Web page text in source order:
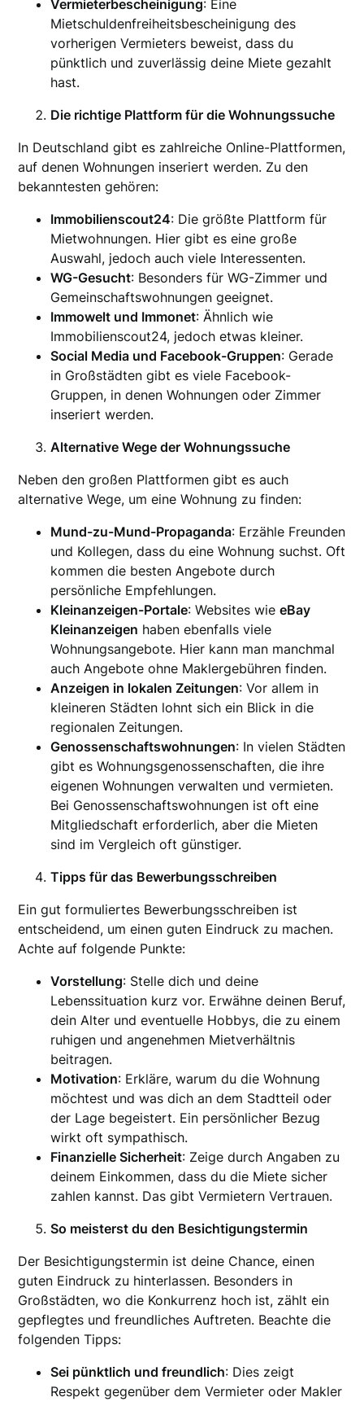
Vermieterbescheinigung: Eine
Mietschuldenfreiheitsbescheinigung des
vorherigen Vermieters beweist, dass du
pünktlich und zuverlässig deine Miete gezahlt
hast.
Die richtige Plattform für die Wohnungssuche
In Deutschland gibt es zahlreiche Online-Plattformen,
auf denen Wohnungen inseriert werden. Zu den
bekanntesten gehören:
Immobilienscout24: Die größte Plattform für
Mietwohnungen. Hier gibt es eine große
Auswahl, jedoch auch viele Interessenten.
WG-Gesucht: Besonders für WG-Zimmer und
Gemeinschaftswohnungen geeignet.
Immowelt und Immonet: Ähnlich wie
Immobilienscout24, jedoch etwas kleiner.
Social Media und Facebook-Gruppen: Gerade
in Großstädten gibt es viele Facebook-
Gruppen, in denen Wohnungen oder Zimmer
inseriert werden.
Alternative Wege der Wohnungssuche
Neben den großen Plattformen gibt es auch
alternative Wege, um eine Wohnung zu finden:
Mund-zu-Mund-Propaganda: Erzähle Freunden
und Kollegen, dass du eine Wohnung suchst. Oft
kommen die besten Angebote durch
persönliche Empfehlungen.
Kleinanzeigen-Portale: Websites wieeBay
Kleinanzeigen haben ebenfalls viele
Wohnungsangebote. Hier kann man manchmal
auch Angebote ohne Maklergebühren finden.
Anzeigen in lokalen Zeitungen: Vor allem in
kleineren Städten lohnt sich ein Blick in die
regionalen Zeitungen.
Genossenschaftswohnungen: In vielen Städten
gibt es Wohnungsgenossenschaften, die ihre
eigenen Wohnungen verwalten und vermieten.
Bei Genossenschaftswohnungen ist oft eine
Mitgliedschaft erforderlich, aber die Mieten
sind im Vergleich oft günstiger.
Tipps für das Bewerbungsschreiben
Ein gut formuliertes Bewerbungsschreiben ist
entscheidend, um einen guten Eindruck zu machen.
Achte auf folgende Punkte:
Vorstellung: Stelle dich und deine
Lebenssituation kurz vor. Erwähne deinen Beruf,
dein Alter und eventuelle Hobbys, die zu einem
ruhigen und angenehmen Mietverhältnis
beitragen.
Motivation: Erkläre, warum du die Wohnung
möchtest und was dich an dem Stadtteil oder
der Lage begeistert. Ein persönlicher Bezug
wirkt oft sympathisch.
Finanzielle Sicherheit: Zeige durch Angaben zu
deinem Einkommen, dass du die Miete sicher
zahlen kannst. Das gibt Vermietern Vertrauen.
So meisterst du den Besichtigungstermin
Der Besichtigungstermin ist deine Chance, einen
guten Eindruck zu hinterlassen. Besonders in
Großstädten, wo die Konkurrenz hoch ist, zählt ein
gepflegtes und freundliches Auftreten. Beachte die
folgenden Tipps:
Sei pünktlich und freundlich: Dies zeigt
Respekt gegenüber dem Vermieter oder Makler